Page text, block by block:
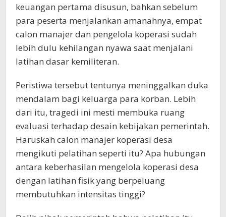
keuangan pertama disusun, bahkan sebelum
para peserta menjalankan amanahnya, empat
calon manajer dan pengelola koperasi sudah
lebih dulu kehilangan nyawa saat menjalani
latihan dasar kemiliteran.
Peristiwa tersebut tentunya meninggalkan duka
mendalam bagi keluarga para korban. Lebih
dari itu, tragedi ini mesti membuka ruang
evaluasi terhadap desain kebijakan pemerintah.
Haruskah calon manajer koperasi desa
mengikuti pelatihan seperti itu? Apa hubungan
antara keberhasilan mengelola koperasi desa
dengan latihan fisik yang berpeluang
membutuhkan intensitas tinggi?